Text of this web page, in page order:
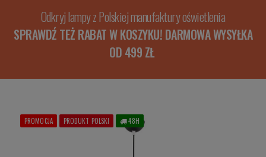
Odkryj lampy z Polskiej manufaktury oświetlenia
SPRAWDŹ TEŻ RABAT W KOSZYKU! DARMOWA WYSYŁKA
OD 499 ZŁ
PROMOCJA PRODUKT POLSKI 48H